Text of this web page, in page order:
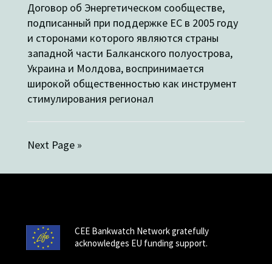
Договор об Энергетическом сообществе,
подписанный при поддержке ЕС в 2005 году
и сторонами которого являются страны
западной части Балканского полуострова,
Украина и Молдова, воспринимается
широкой общественностью как инструмент
стимулирования регионал
Next Page »
CEE Bankwatch Network gratefully
acknowledges EU funding support.